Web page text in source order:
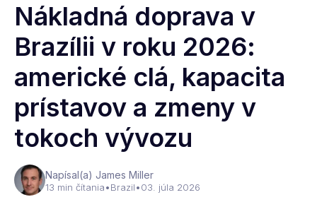
Nákladná doprava v
Brazílii v roku 2026:
americké clá, kapacita
prístavov a zmeny v
tokoch vývozu
Napísal(a) James Miller
13 min čítania•Brazil•03. júla 2026